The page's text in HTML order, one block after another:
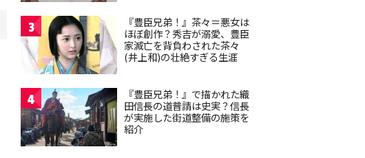
3
『豊臣兄弟！』茶々＝悪女は
ほぼ創作？秀吉が溺愛、豊臣
家滅亡を背負わされた茶々
(井上和)の壮絶すぎる生涯
4
『豊臣兄弟！』で描かれた織
田信長の道普請は史実？信長
が実施した街道整備の施策を
紹介